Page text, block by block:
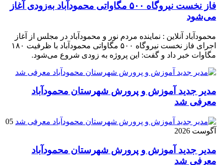
فاز نخست نیروگاه ۵۰۰ مگاواتی محمودآباد به‌زودی آغاز
می‌شود
محمودآباد آنلاین : نماینده مردم نور و محمودآباد در مجلس از آغاز
اجرای فاز نخست نیروگاه ۵۰۰ مگاواتی محمودآباد با ظرفیت ۱۸۰
مگاوات خبر داد و گفت: این پروژه به زودی شروع می‌شود.
مدیر جدید آموزش و پرورش شهرستان محمودآباد
معرفی شد
05
آگوست 2026
مدیر جدید آموزش و پرورش شهرستان محمودآباد
معرفی شد